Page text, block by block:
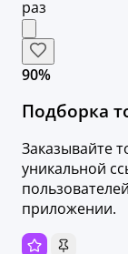
раз
90%
Подборка
Заказывайте
уникальной
приложении.